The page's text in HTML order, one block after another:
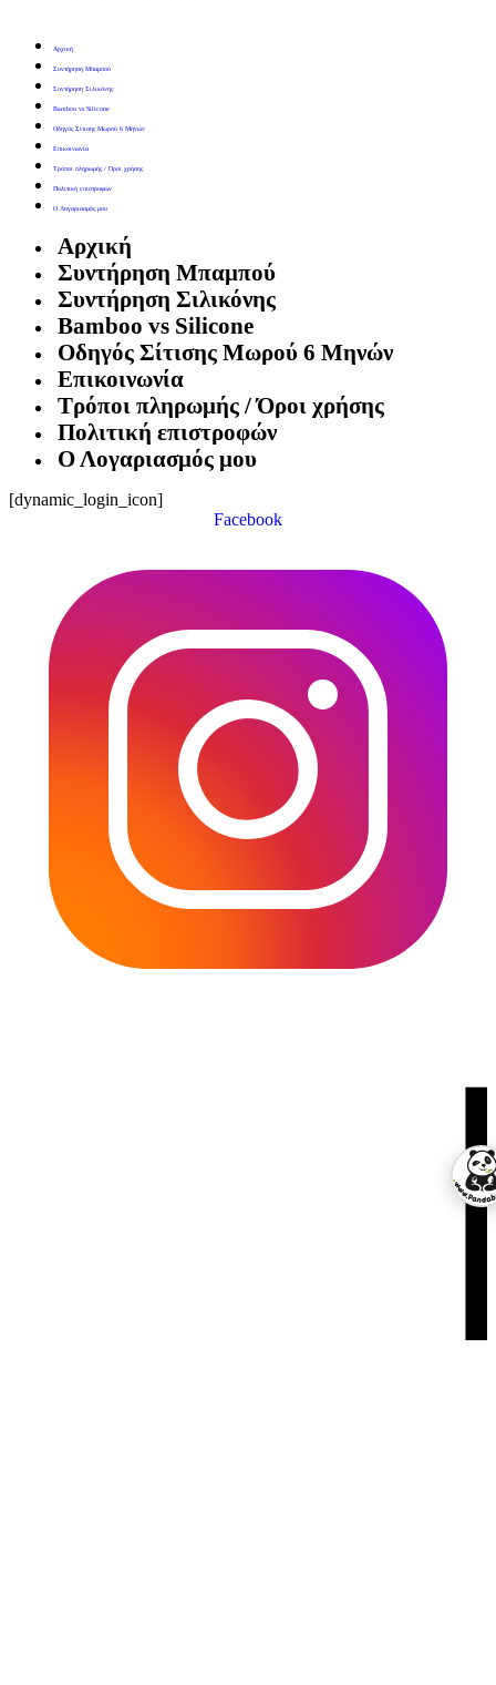
Αρχική
Συντήρηση Μπαμπού
Συντήρηση Σιλικόνης
Bamboo vs Silicone
Οδηγός Σίτισης Μωρού 6 Μηνών
Επικοινωνία
Τρόποι πληρωμής / Όροι χρήσης
Πολιτική επιστροφών
Ο Λογαριασμός μου
Αρχική
Συντήρηση Μπαμπού
Συντήρηση Σιλικόνης
Bamboo vs Silicone
Οδηγός Σίτισης Μωρού 6 Μηνών
Επικοινωνία
Τρόποι πληρωμής / Όροι χρήσης
Πολιτική επιστροφών
Ο Λογαριασμός μου
[dynamic_login_icon]
Facebook